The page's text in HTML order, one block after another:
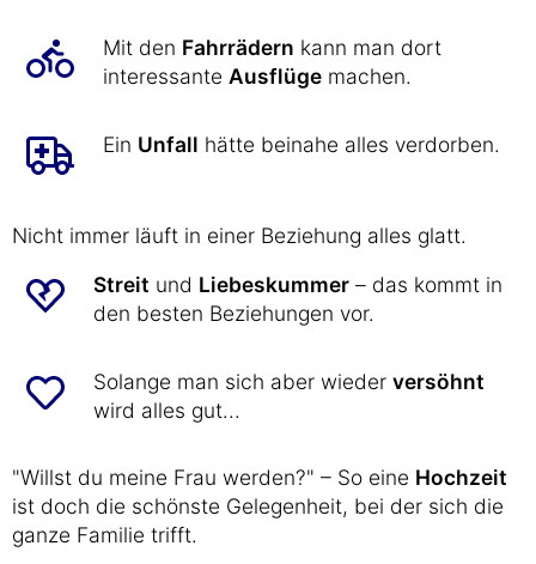
Mit den Fahrrädern kann man dort
interessante Ausflüge machen.
Ein Unfall hätte beinahe alles verdorben.
Nicht immer läuft in einer Beziehung alles glatt.
Streit und Liebeskummer – das kommt in
den besten Beziehungen vor.
Solange man sich aber wieder versöhnt
wird alles gut...
"Willst du meine Frau werden?" – So eine Hochzeit
ist doch die schönste Gelegenheit, bei der sich die
ganze Familie trifft.